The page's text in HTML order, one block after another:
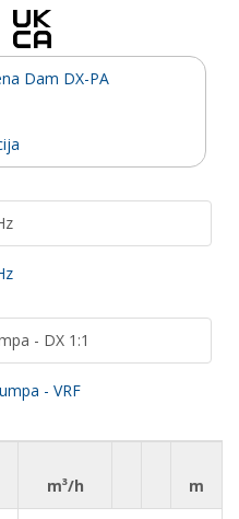
Dam DX-PA
- DX 1:1
- VRF
m³/h
m